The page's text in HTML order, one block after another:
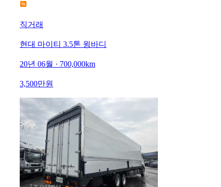
직거래
현대 마이티 3.5톤 윙바디
20년 06월 · 700,000km
3,500만원